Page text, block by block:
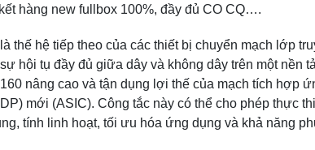
hàng new fullbox 100%, đầy đủ CO CQ….
là thế hệ tiếp theo của các thiết bị chuyển mạch lớp
hội tụ đầy đủ giữa dây và không dây trên một nền
nâng cao và tận dụng lợi thế của mạch tích hợp
mới (ASIC). Công tắc này có thể cho phép thực
tính linh hoạt, tối ưu hóa ứng dụng và khả năng